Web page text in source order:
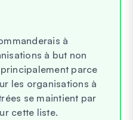
à
à but non
parce
les organisations à
se maintient par
cette liste.